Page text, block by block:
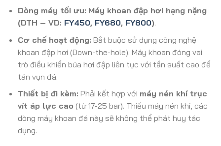
Dòng máy tối ưu: Máy khoan đập hơi hạng nặng
(DTH – VD: FY450, FY680, FY800).
Cơ chế hoạt động: Bắt buộc sử dụng công nghệ
khoan đập hơi (Down-the-hole). Máy khoan đóng vai
trò điều khiển búa hơi đập liên tục với tần suất cao để
tán vụn đá.
Thiết bị đi kèm: Phải kết hợp với máy nén khí trục
vít áp lực cao (từ 17-25 bar). Thiếu máy nén khí, các
dòng máy khoan đá này sẽ không thể phát huy tác
dụng.